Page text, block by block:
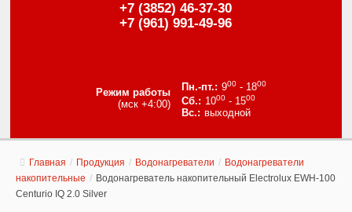
+7 (3852) 46-37-30
+7 (961) 991-49-96
Режим работы
(мск +4:00)
900- 1800
1000- 1500
выходной
Главная / Продукция / Водонагреватели / Водонагреватели
накопительные / Водонагреватель накопительный Electrolux EWH-100
Centurio IQ 2.0 Silver